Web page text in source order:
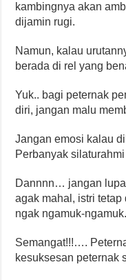
kambingnya akan
dijamin rugi.
Namun, kalau
berada di rel yang
Yuk.. bagi peternak
diri, jangan malu
Jangan emosi kalau
Perbanyak
Dannnn… jangan
agak mahal, istri
ngak ngamuk-
Semangat!!!….
kesuksesan peternak